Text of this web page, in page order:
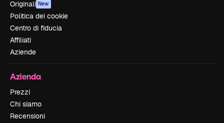
Originali New
Politica dei cookie
Centro di fiducia
Affiliati
Aziende
Azienda
Prezzi
Chi siamo
Recensioni